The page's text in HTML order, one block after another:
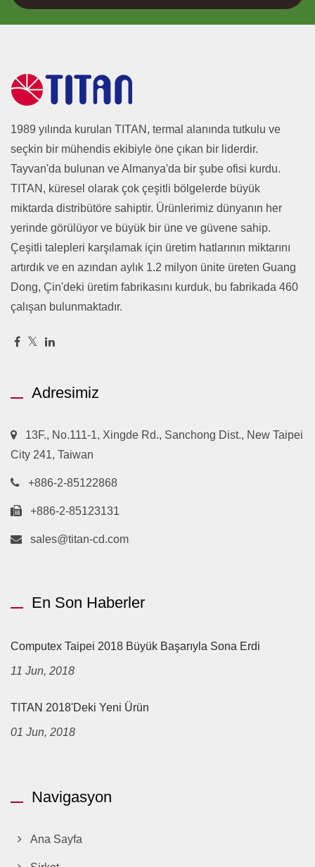
1989 yılında kurulan TITAN, termal alanında tutkulu ve
seçkin bir mühendis ekibiyle öne çıkan bir liderdir.
Tayvan'da bulunan ve Almanya'da bir şube ofisi kurdu.
TITAN, küresel olarak çok çeşitli bölgelerde büyük
miktarda distribütöre sahiptir. Ürünlerimiz dünyanın her
yerinde görülüyor ve büyük bir üne ve güvene sahip.
Çeşitli talepleri karşılamak için üretim hatlarının miktarını
artırdık ve en azından aylık 1.2 milyon ünite üreten Guang
Dong, Çin'deki üretim fabrikasını kurduk, bu fabrikada 460
çalışan bulunmaktadır.
Adresimiz
13F., No.111-1, Xingde Rd., Sanchong Dist., New Taipei
City 241, Taiwan
+886-2-85122868
+886-2-85123131
sales@titan-cd.com
En Son Haberler
Computex Taipei 2018 Büyük Başarıyla Sona Erdi
11 Jun, 2018
TITAN 2018'deki Yeni Ürün
01 Jun, 2018
Navigasyon
Ana Sayfa